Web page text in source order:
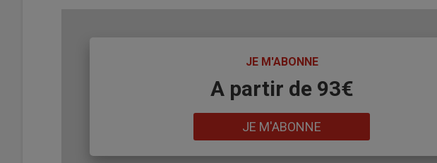
JE M'ABONNE
A partir de 93€
JE M'ABONNE